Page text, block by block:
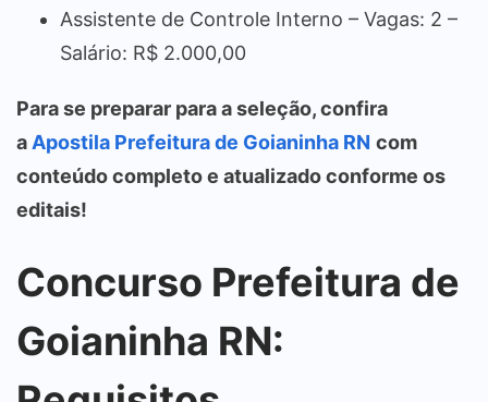
Assistente de Controle Interno – Vagas: 2 –
Salário: R$ 2.000,00
Para se preparar para a seleção, confira
a Apostila Prefeitura de Goianinha RN com
conteúdo completo e atualizado conforme os
editais!
Concurso Prefeitura de
Goianinha RN: